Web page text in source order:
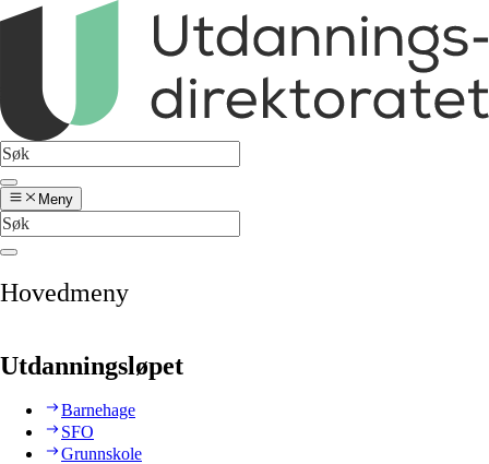
Meny
Hovedmeny
Utdanningsløpet
Barnehage
SFO
Grunnskole